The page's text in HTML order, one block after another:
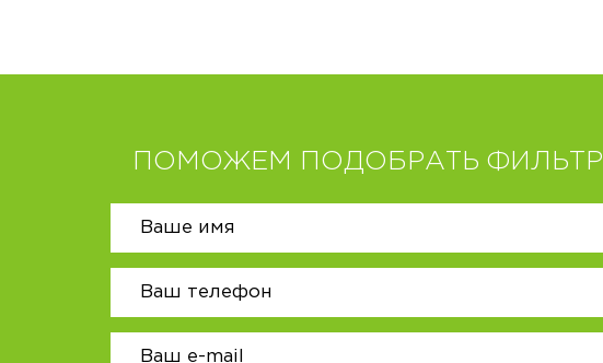
ПОМОЖЕМ ПОДОБРАТЬ ФИЛЬТР